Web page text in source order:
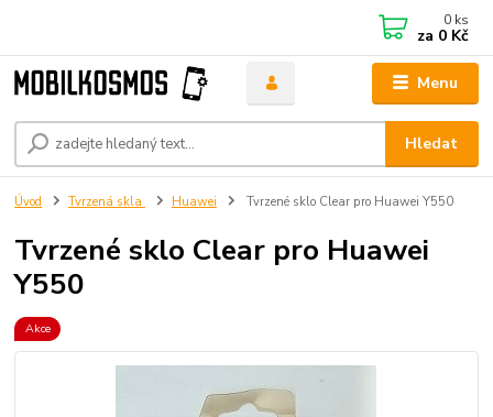
Menu
Hledat
0 ks
za 0 Kč
Úvod Tvrzená skla Huawei Tvrzené sklo Clear pro Huawei Y550
Tvrzené sklo Clear pro Huawei
Y550
Akce